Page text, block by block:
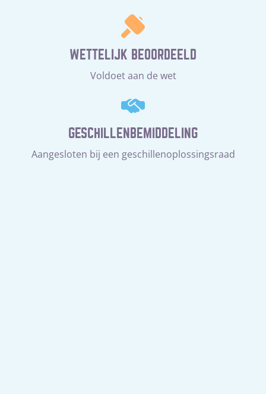
WETTELIJK BEOORDEELD
Voldoet aan de wet
GESCHILLENBEMIDDELING
Aangesloten bij een geschillenoplossingsraad